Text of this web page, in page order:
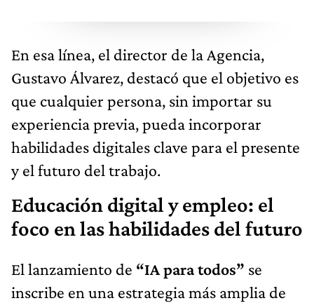
En esa línea, el director de la Agencia,
Gustavo Álvarez, destacó que el objetivo es
que cualquier persona, sin importar su
experiencia previa, pueda incorporar
habilidades digitales clave para el presente
y el futuro del trabajo.
Educación digital y empleo: el
foco en las habilidades del futuro
El lanzamiento de “IA para todos” se
inscribe en una estrategia más amplia de